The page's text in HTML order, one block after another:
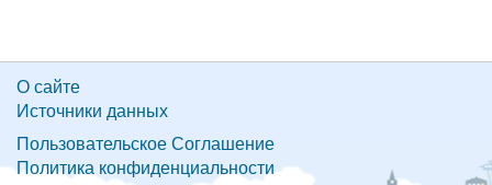
О сайте
Источники данных
Пользовательское Соглашение
Политика конфиденциальности